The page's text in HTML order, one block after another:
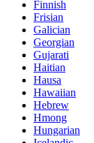
Finnish
Frisian
Galician
Georgian
Gujarati
Haitian
Hausa
Hawaiian
Hebrew
Hmong
Hungarian